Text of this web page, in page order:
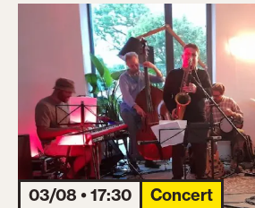
03/08 • 17:30 Concert